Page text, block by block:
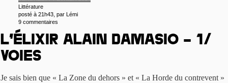
Littérature
posté à 21h43, par Lémi
9 commentaires
L’élixir Alain Damasio – 1/
Voies
Je sais bien que « La Zone du dehors » et « La Horde du contrevent »